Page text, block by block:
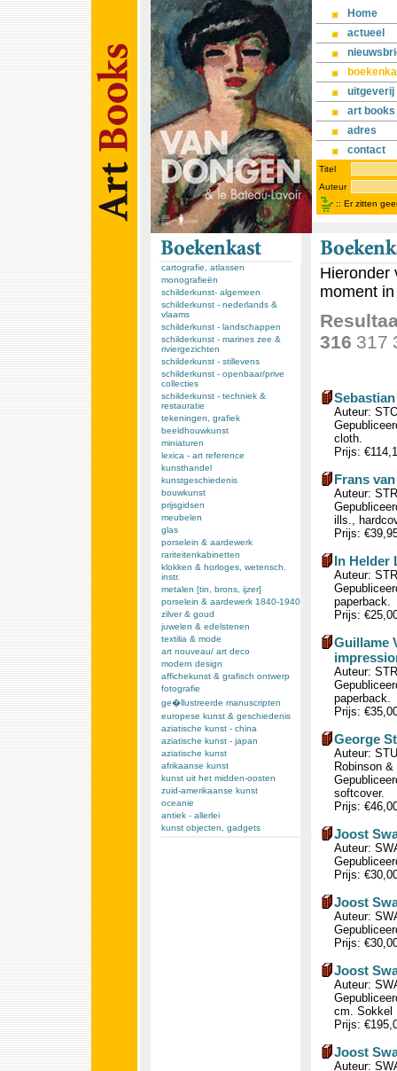
Home
actueel
uitgeverij
art books
adres
contact
Titel
Auteur
:: Er zitten
cartografie, atlassen
monografieën
schilderkunst- algemeen
schilderkunst - nederlands &
vlaams
schilderkunst - landschappen
schilderkunst - marines zee &
riviergezichten
schilderkunst - stillevens
schilderkunst - openbaar/prive
collecties
schilderkunst - techniek &
restauratie
tekeningen, grafiek
beeldhouwkunst
miniaturen
lexica - art reference
kunsthandel
kunstgeschiedenis
bouwkunst
prijsgidsen
meubelen
glas
porselein & aardewerk
rariteitenkabinetten
klokken & horloges, wetensch.
instr.
metalen [tin, brons, ijzer]
porselein & aardewerk 1840-1940
zilver & goud
juwelen & edelstenen
textilia & mode
art nouveau/ art deco
modern design
affichekunst & grafisch ontwerp
fotografie
ge�llustreerde manuscripten
europese kunst & geschiedenis
aziatische kunst - china
aziatische kunst - japan
aziatische kunst
afrikaanse kunst
kunst uit het midden-oosten
zuid-amerikaanse kunst
oceanie
antiek - allerlei
kunst objecten, gadgets
Hieronder
moment
316 317
Auteur:
cloth.
Prijs:
Frans
Auteur:
ills.,
Prijs:
In Helder
Auteur:
paperback.
Prijs:
Guillame
Auteur:
paperback.
Prijs:
George
Auteur:
Robinson
softcover.
Prijs:
Joost
Auteur:
Prijs:
Joost
Auteur:
Prijs:
Joost
Auteur:
cm. Sokkel
Prijs:
Joost
Auteur: